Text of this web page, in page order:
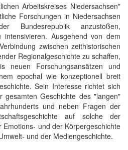
Arbeitskreises Niedersachsen"
Forschungen in Niedersachsen
Bundesrepublik anzustoßen,
intensivieren. Ausgehend von dem
zwischen zeithistorischen
Regionalgeschichte zu schaffen,
neuen Forschungsansätzen und
epochal wie konzeptionell breit
Sein Interesse richtet sich
gesamten Geschichte des "langen"
und neben Fragen der
auf solche der
und der Körpergeschichte
und der Mediengeschichte.